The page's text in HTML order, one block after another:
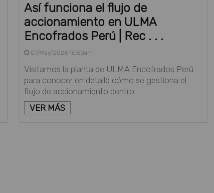
Así funciona el flujo de
accionamiento en ULMA
Encofrados Perú | Rec . . .
07/May/2026 10:50am
Visitamos la planta de ULMA Encofrados Perú
para conocer en detalle cómo se gestiona el
flujo de accionamiento dentro . . .
VER MÁS